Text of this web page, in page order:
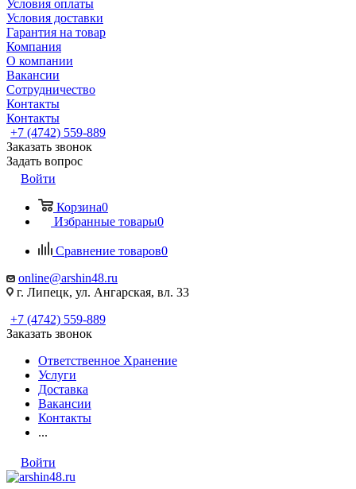
Условия оплаты
Условия доставки
Гарантия на товар
Компания
О компании
Вакансии
Сотрудничество
Контакты
Контакты
+7 (4742) 559-889
Заказать звонок
Задать вопрос
Войти
Корзина0
Избранные товары0
Сравнение товаров0
online@arshin48.ru
г. Липецк, ул. Ангарская, вл. 33
+7 (4742) 559-889
Заказать звонок
Ответственное Хранение
Услуги
Доставка
Вакансии
Контакты
...
Войти